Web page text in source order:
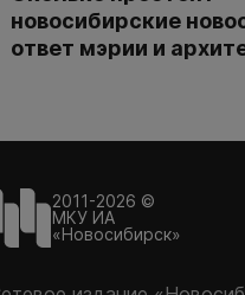
новосибирские
ответ мэрии и
2011-2026 ©
МКУ ИА
«Новосибирск»